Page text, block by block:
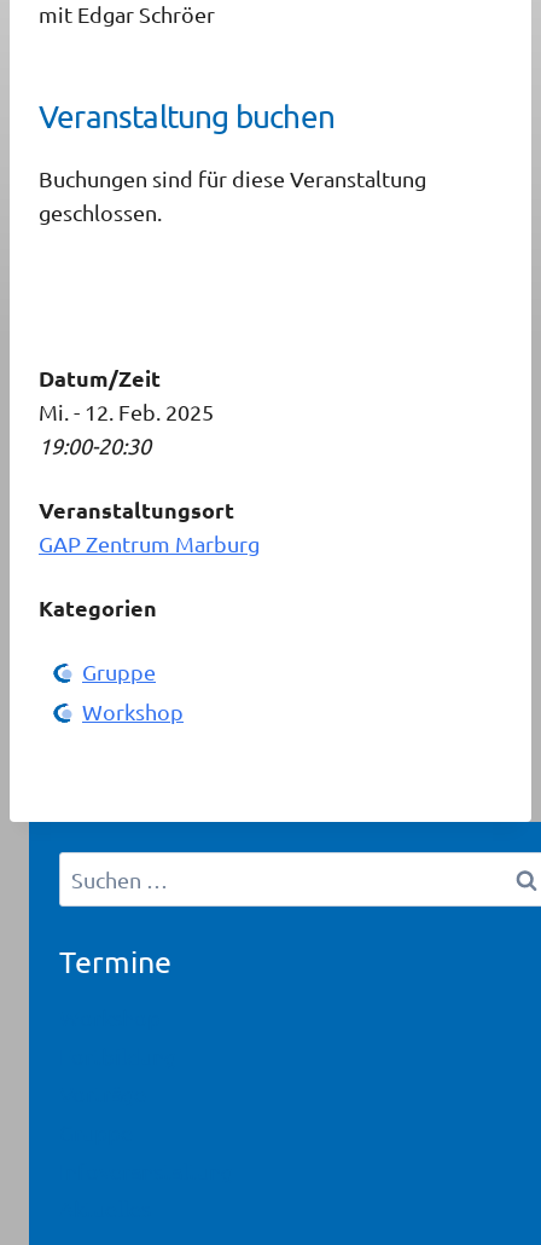
mit Edgar Schröer
Veranstaltung buchen
Buchungen sind für diese Veranstaltung
geschlossen.
Datum/Zeit
Mi. - 12. Feb. 2025
19:00-20:30
Veranstaltungsort
GAP Zentrum Marburg
Kategorien
Gruppe
Workshop
Suchen
nach:
Termine